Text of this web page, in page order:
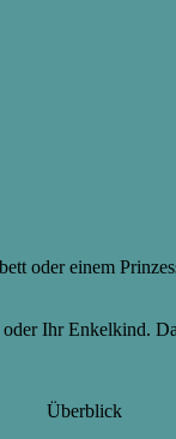
oder einem
Ihr Enkelkind.
Überblick